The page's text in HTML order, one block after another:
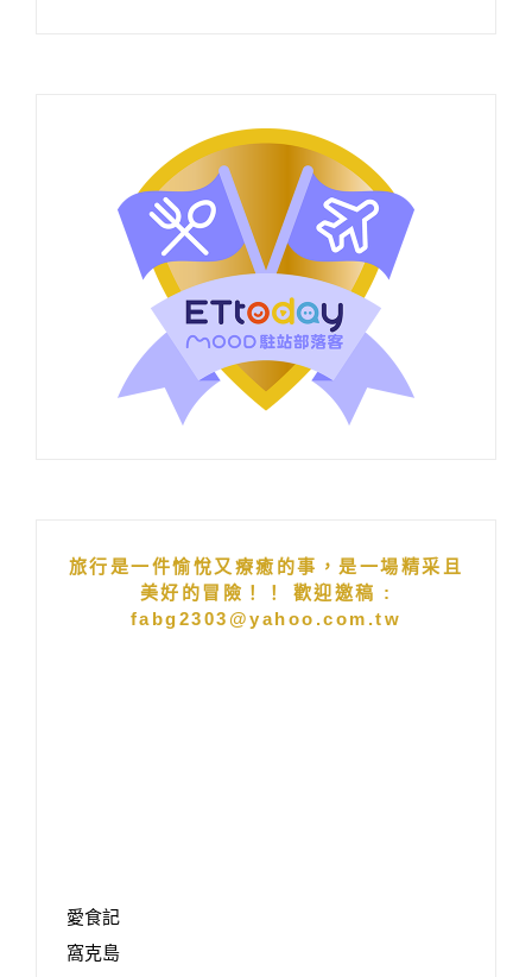
旅行是一件愉悅又療癒的事，是一場精采且
美好的冒險！！ 歡迎邀稿 :
fabg2303@yahoo.com.tw
愛食記
窩克島